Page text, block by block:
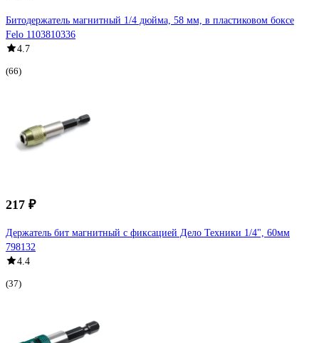
Битодержатель магнитный 1/4 дюйма, 58 мм, в пластиковом боксе
Felo 1103810336
4.7
(66)
217 ₽
Держатель бит магнитный с фиксацией Дело Техники 1/4", 60мм
798132
4.4
(37)